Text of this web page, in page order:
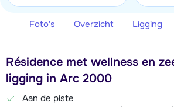
Foto's Overzicht Ligging
Résidence met wellness en
ligging in Arc 2000
Aan de piste